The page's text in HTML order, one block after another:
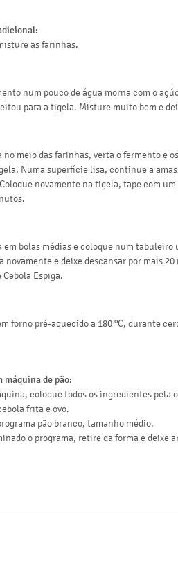
as farinhas.
num pouco de água morna com o
para a tigela. Misture muito bem e
no meio das farinhas, verta o fermento e
Numa superfície lisa, continue a
novamente na tigela, tape com
em bolas médias e coloque num
novamente e deixe descansar por mais
Cebola Espiga.
forno pré-aquecido a 180 ºC, durante
máquina de pão:
coloque todos os ingredientes pela
frita e ovo.
pão branco, tamanho médio.
o programa, retire da forma e deixe